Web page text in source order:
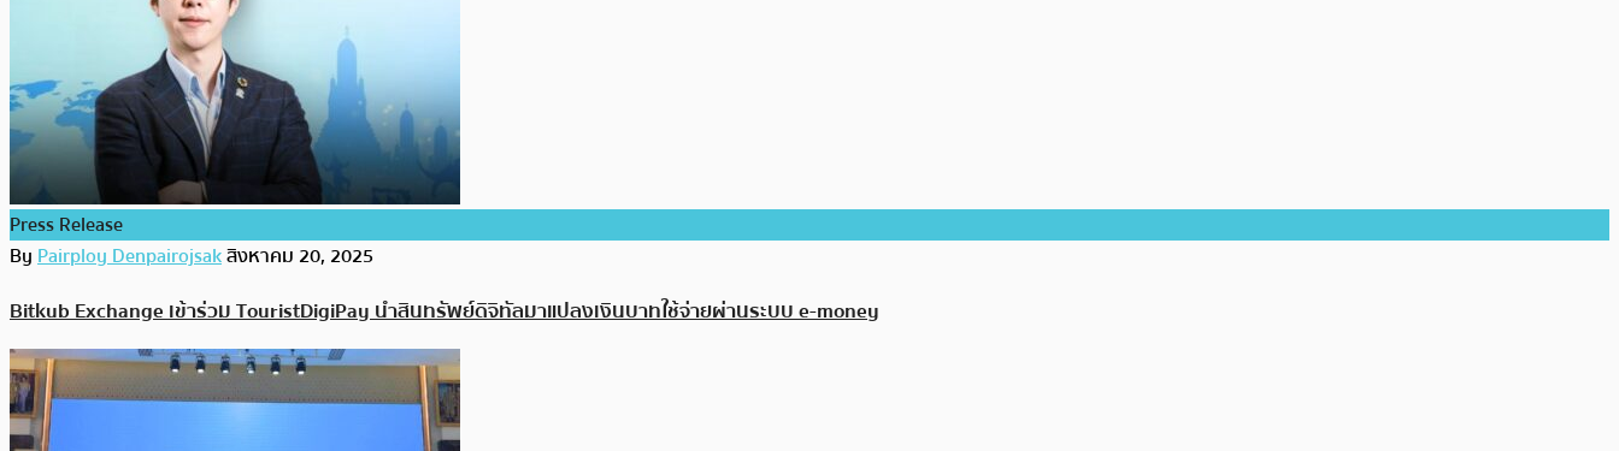
Press Release
ByPairploy Denpairojsakสิงหาคม 20, 2025
Bitkub Exchange เข้าร่วม TouristDigiPay นำสินทรัพย์ดิจิทัลมาแปลงเงินบาทใช้จ่ายผ่านระบบ e-money